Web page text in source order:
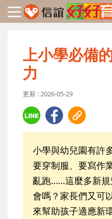
上小學必備
力
更新 : 2026-05-29
小學與幼兒園有許
要穿制服、要寫作
亂跑……這麼多新規
會嗎？家長們又可
來幫助孩子適應新